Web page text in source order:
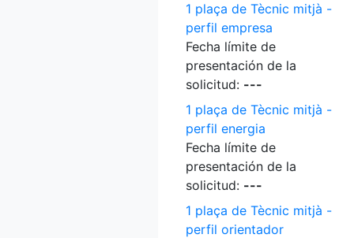
1 plaça de Tècnic mitjà -
perfil empresa
Fecha límite de
presentación de la
solicitud: ---
1 plaça de Tècnic mitjà -
perfil energia
Fecha límite de
presentación de la
solicitud: ---
1 plaça de Tècnic mitjà -
perfil orientador